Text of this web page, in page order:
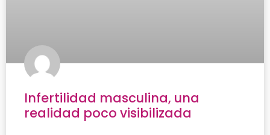
Infertilidad masculina, una
realidad poco visibilizada